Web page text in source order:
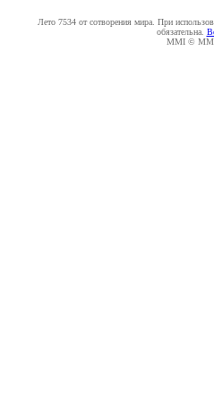
Лето 7534 от сотворения мира. При
обязательна.
MMI ©